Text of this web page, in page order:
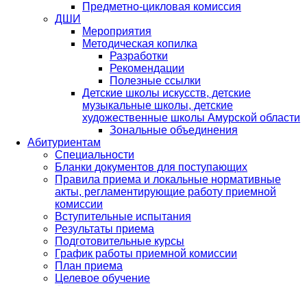
Предметно-цикловая комиссия
ДШИ
Мероприятия
Методическая копилка
Разработки
Рекомендации
Полезные ссылки
Детские школы искусств, детские
музыкальные школы, детские
художественные школы Амурской области
Зональные объединения
Абитуриентам
Специальности
Бланки документов для поступающих
Правила приема и локальные нормативные
акты, регламентирующие работу приемной
комиссии
Вступительные испытания
Результаты приема
Подготовительные курсы
График работы приемной комиссии
План приема
Целевое обучение